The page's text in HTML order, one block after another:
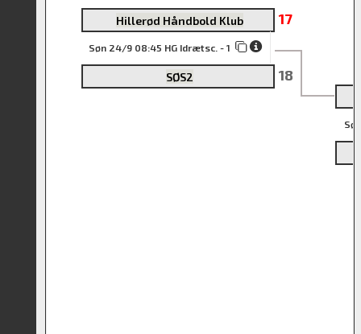
Hillerød Håndbold Klub 17
Søn 24/9 08:45 HG Idrætsc. - 1
SØS2 18